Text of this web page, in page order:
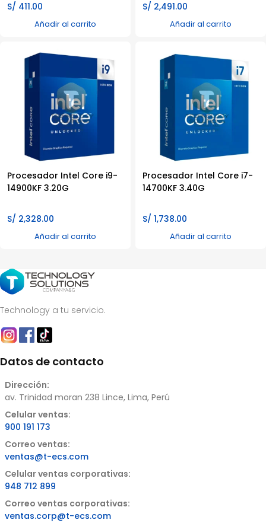
S/ 411.00
Añadir al carrito
S/ 2,491.00
Añadir al carrito
Procesador Intel Core i9-
14900KF 3.20G
S/ 2,328.00
Añadir al carrito
Procesador Intel Core i7-
14700KF 3.40G
S/ 1,738.00
Añadir al carrito
Technology a tu servicio.
Datos de contacto
Dirección:
av. Trinidad moran 238 Lince, Lima, Perú
Celular ventas:
900 191 173
Correo ventas:
ventas@t-ecs.com
Celular ventas corporativas:
948 712 899
Correo ventas corporativas:
ventas.corp@t-ecs.com